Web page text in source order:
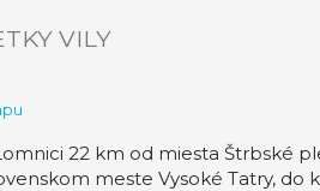
VILY
22 km od miesta Štrbské
meste Vysoké Tatry, do